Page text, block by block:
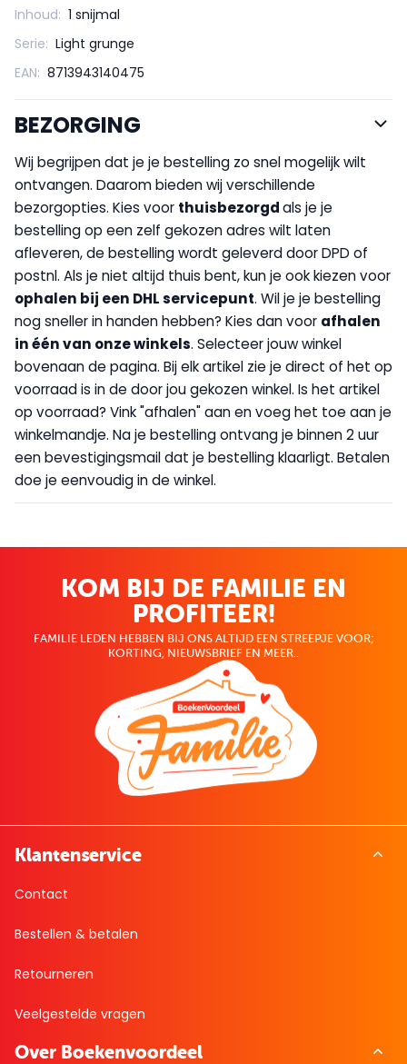
Inhoud: 1 snijmal
Serie: Light grunge
EAN: 8713943140475
BEZORGING
Wij begrijpen dat je je bestelling zo snel mogelijk wilt
ontvangen. Daarom bieden wij verschillende
bezorgopties. Kies voor thuisbezorgdals je je
bestelling op een zelf gekozen adres wilt laten
afleveren, de bestelling wordt geleverd door DPD of
postnl. Als je niet altijd thuis bent, kun je ook kiezen voor
ophalen bij een DHL servicepunt. Wil je je bestelling
nog sneller in handen hebben? Kies dan voor afhalen
in één van onze winkels. Selecteer jouw winkel
bovenaan de pagina. Bij elk artikel zie je direct of het op
voorraad is in de door jou gekozen winkel. Is het artikel
op voorraad? Vink "afhalen" aan en voeg het toe aan je
winkelmandje. Na je bestelling ontvang je binnen 2 uur
een bevestigingsmail dat je bestelling klaarligt. Betalen
doe je eenvoudig in de winkel.
KOM BIJ DE FAMILIE EN
PROFITEER!
FAMILIE LEDEN HEBBEN BIJ ONS ALTIJD EEN STREEPJE VOOR;
KORTING, NIEUWSBRIEF EN MEER..
Klantenservice
Contact
Bestellen & betalen
Retourneren
Veelgestelde vragen
Over Boekenvoordeel